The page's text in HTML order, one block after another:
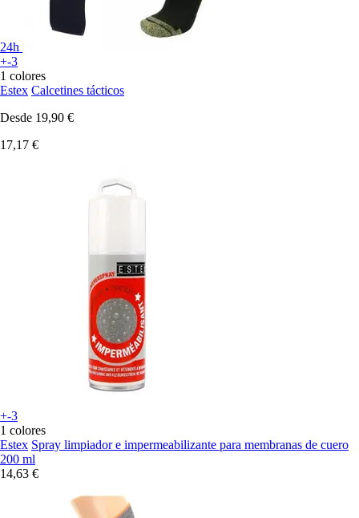
24h
+-3
1 colores
Estex Calcetines tácticos
Desde 19,90 €
17,17 €
+-3
1 colores
Estex Spray limpiador e impermeabilizante para membranas de cuero
200 ml
14,63 €